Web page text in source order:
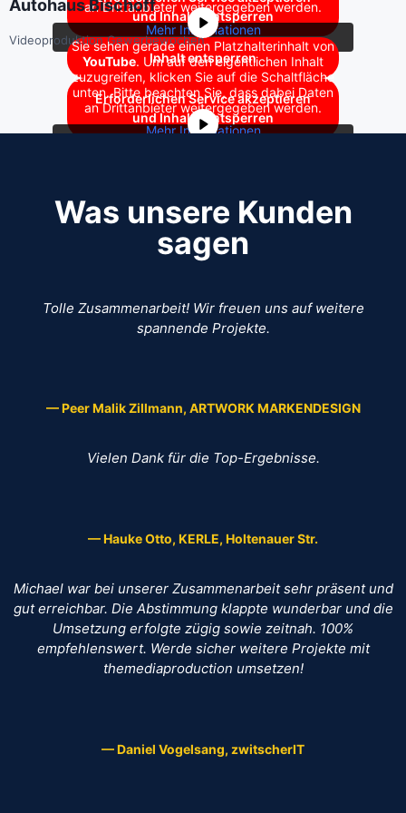
und Inhalte entsperren
an Drittanbieter weitergegeben werden.
Mehr Informationen
Inhalt entsperren
Erforderlichen Service akzeptieren
und Inhalte entsperren
Autohaus Bischoff
Videoproduktion Gewerbewochen
Sie sehen gerade einen Platzhalterinhalt von
YouTube. Um auf den eigentlichen Inhalt
zuzugreifen, klicken Sie auf die Schaltfläche
unten. Bitte beachten Sie, dass dabei Daten
an Drittanbieter weitergegeben werden.
Mehr Informationen
Erforderlichen Service akzeptieren
und Inhalte entsperren
Was unsere Kunden
sagen
Tolle Zusammenarbeit! Wir freuen uns auf weitere
spannende Projekte.
— Peer Malik Zillmann, ARTWORK MARKENDESIGN
Vielen Dank für die Top-Ergebnisse.
— Hauke Otto, KERLE, Holtenauer Str.
Michael war bei unserer Zusammenarbeit sehr präsent und
gut erreichbar. Die Abstimmung klappte wunderbar und die
Umsetzung erfolgte zügig sowie zeitnah. 100%
empfehlenswert. Werde sicher weitere Projekte mit
themediaproduction umsetzen!
— Daniel Vogelsang, zwitscherIT